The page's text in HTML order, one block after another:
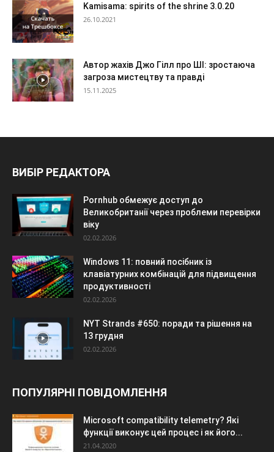
Kamisama: spirits of the shrine 3.0.20
26.10.2021
Автор жахів Джо Гілл про ШІ: зростаюча
загроза мистецтву та правді
15.11.2025
ВИБІР РЕДАКТОРА
Pornhub обмежує доступ до
Великобританії через проблеми перевірки
віку
02.02.2026
Windows 11: повний посібник із
клавіатурних комбінацій для підвищення
продуктивності
02.02.2026
NYT Strands #650: поради та рішення на
13 грудня
02.02.2026
ПОПУЛЯРНІ ПОВІДОМЛЕННЯ
Microsoft compatibility telemetry? Які
функції виконує цей процес і як його...
21.04.2020